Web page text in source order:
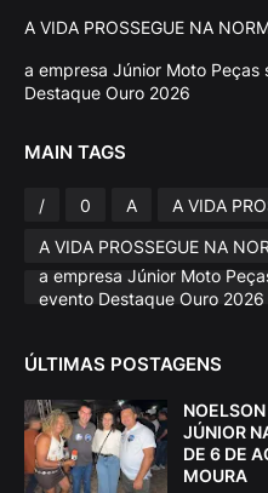
A VIDA PROSSEGUE NA
a empresa Júnior Moto
Destaque Ouro 2026
MAIN TAGS
/ 0 A
A VIDA
A VIDA PROSSEGUE NA
a empresa Júnior Moto
evento Destaque Ouro 2026
ÚLTIMAS POSTAGENS
JÚNIOR
DE 6 DE
MOURA